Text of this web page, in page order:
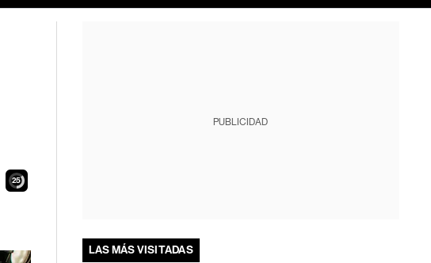
24
PUBLICIDAD
LAS MÁS VISITADAS